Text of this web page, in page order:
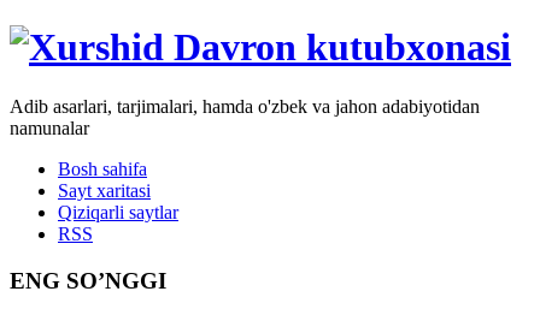
Adib asarlari, tarjimalari, hamda o'zbek va jahon adabiyotidan
namunalar
Bosh sahifa
Sayt xaritasi
Qiziqarli saytlar
RSS
ENG SO’NGGI